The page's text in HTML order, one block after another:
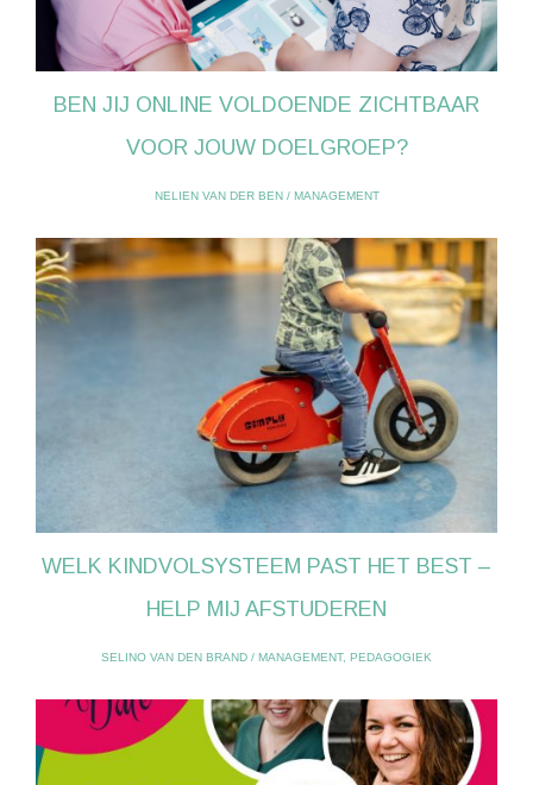
BEN JIJ ONLINE VOLDOENDE ZICHTBAAR
VOOR JOUW DOELGROEP?
NELIEN VAN DER BEN/ MANAGEMENT
WELK KINDVOLSYSTEEM PAST HET BEST –
HELP MIJ AFSTUDEREN
SELINO VAN DEN BRAND / MANAGEMENT, PEDAGOGIEK